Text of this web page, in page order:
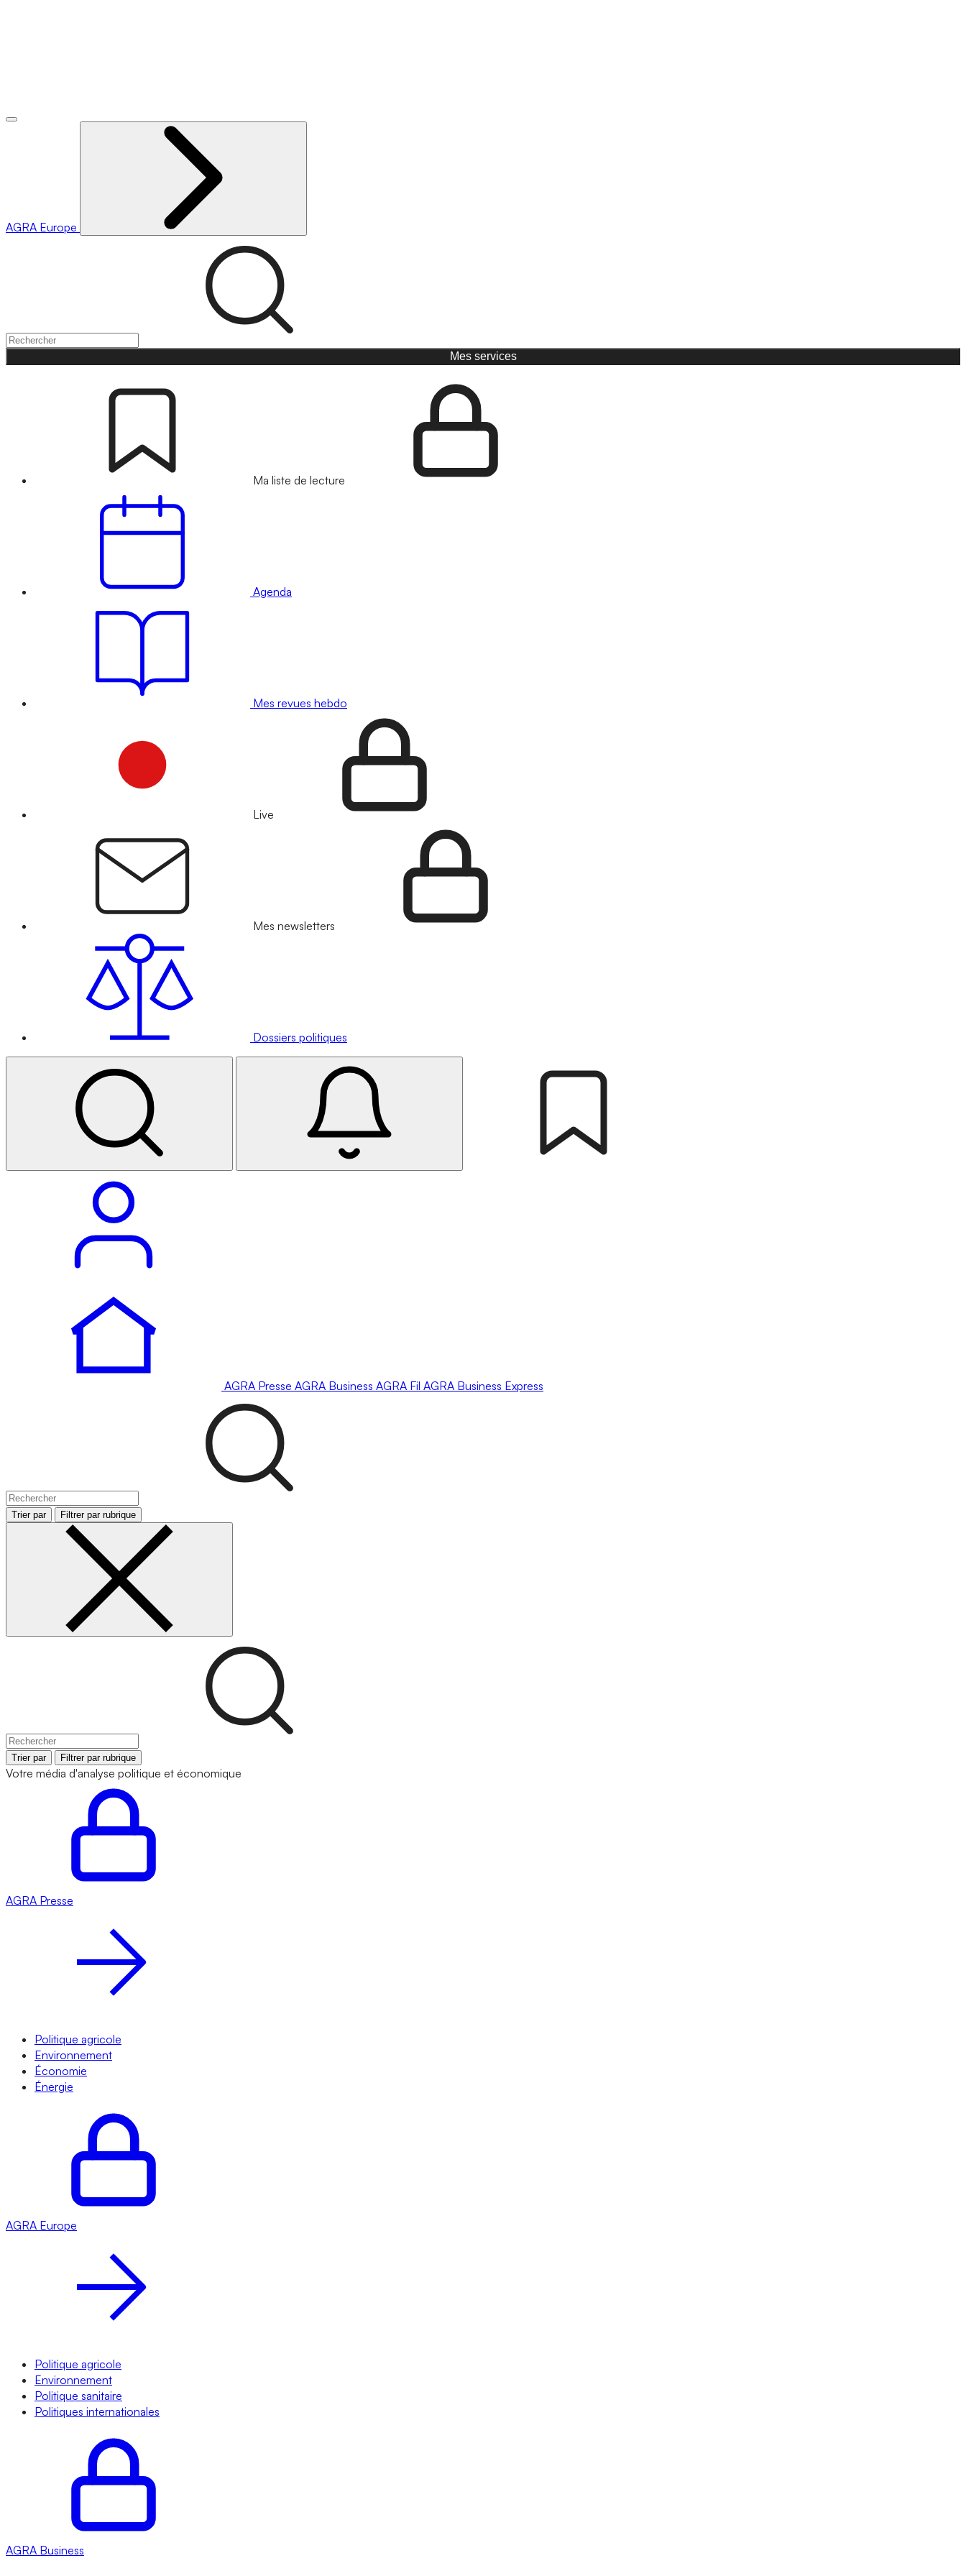
AGRA Europe
Mes services
Ma liste de lecture
Agenda
Mes revues hebdo
Live
Mes newsletters
Dossiers politiques
AGRA Presse AGRA Business AGRA Fil AGRA Business Express
Trier par Filtrer par rubrique
Trier par Filtrer par rubrique
Votre média d'analyse politique et économique
AGRA Presse
Politique agricole
Environnement
Économie
Énergie
AGRA Europe
Politique agricole
Environnement
Politique sanitaire
Politiques internationales
AGRA Business